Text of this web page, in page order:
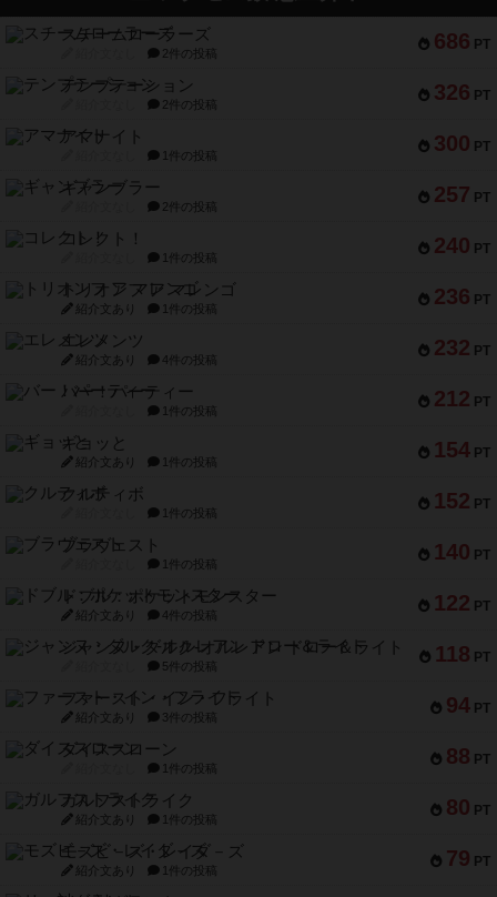
686 PT
スチームローラーズ
2件の投稿
326 PT
テンプテーション
2件の投稿
300 PT
アマナイト
1件の投稿
257 PT
ギャンブラー
2件の投稿
240 PT
コレクト！
1件の投稿
236 PT
トリオンフ ア マレンゴ
紹介文あり 1件の投稿
232 PT
エレメンツ
紹介文あり 4件の投稿
212 PT
バー！パーティー
1件の投稿
154 PT
ギョッと
紹介文あり 1件の投稿
152 PT
クルティボ
1件の投稿
140 PT
ブラヴェスト
1件の投稿
122 PT
ドブル：ポケットモンスター
紹介文あり 4件の投稿
118 PT
ジャンヌ・ダルク-オルレアン ドロー＆ライト
5件の投稿
94 PT
ファースト・イン・フライト
紹介文あり 3件の投稿
88 PT
ダイススローン
1件の投稿
80 PT
ガルフストライク
紹介文あり 1件の投稿
79 PT
モズビ－ズ・レイダ－ズ
紹介文あり 1件の投稿